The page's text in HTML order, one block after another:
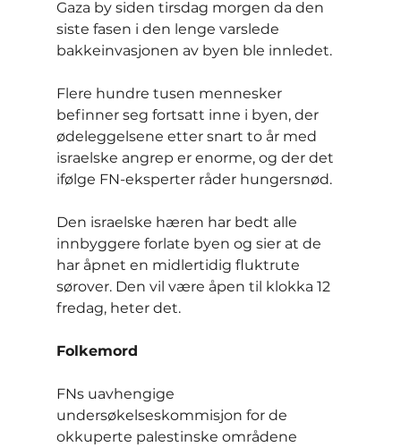
Gaza by siden tirsdag morgen da den
siste fasen i den lenge varslede
bakkeinvasjonen av byen ble innledet.
Flere hundre tusen mennesker
befinner seg fortsatt inne i byen, der
ødeleggelsene etter snart to år med
israelske angrep er enorme, og der det
ifølge FN-eksperter råder hungersnød.
Den israelske hæren har bedt alle
innbyggere forlate byen og sier at de
har åpnet en midlertidig fluktrute
sørover. Den vil være åpen til klokka 12
fredag, heter det.
Folkemord
FNs uavhengige
undersøkelseskommisjon for de
okkuperte palestinske områdene